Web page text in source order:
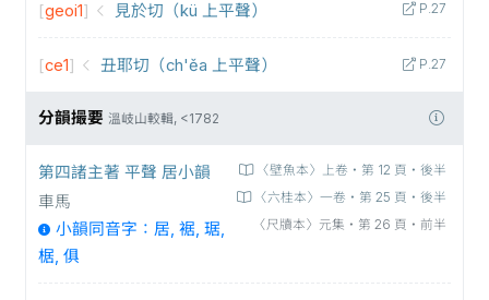
P.27
[geoi1] 見於切（kü 上平聲）
P.27
[ce1] 丑耶切（ch'ěa 上平聲）
分韻撮要 溫岐山較輯, <1782
〈壁魚本〉上卷‧第 12 頁‧後半
〈六桂本〉一卷‧第 25 頁‧後半
〈尺牘本〉元集‧第 26 頁‧前半
第四諸主著 平聲 居小韻
車馬
小韻同音字：居, 裾, 琚,
椐, 俱